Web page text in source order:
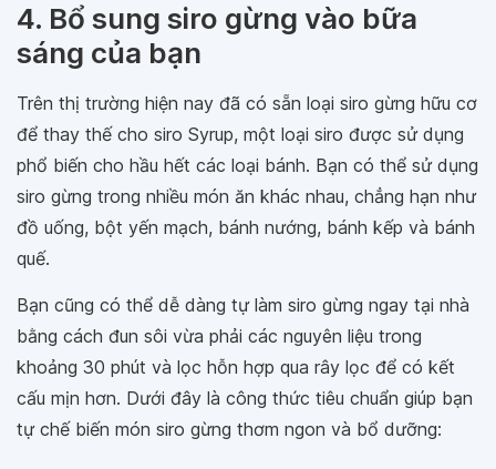
4. Bổ sung siro gừng vào bữa
sáng của bạn
Trên thị trường hiện nay đã có sẵn loại siro gừng hữu cơ
để thay thế cho siro Syrup, một loại siro được sử dụng
phổ biến cho hầu hết các loại bánh. Bạn có thể sử dụng
siro gừng trong nhiều món ăn khác nhau, chẳng hạn như
đồ uống, bột yến mạch, bánh nướng, bánh kếp và bánh
quế.
Bạn cũng có thể dễ dàng tự làm siro gừng ngay tại nhà
bằng cách đun sôi vừa phải các nguyên liệu trong
khoảng 30 phút và lọc hỗn hợp qua rây lọc để có kết
cấu mịn hơn. Dưới đây là công thức tiêu chuẩn giúp bạn
tự chế biến món siro gừng thơm ngon và bổ dưỡng: